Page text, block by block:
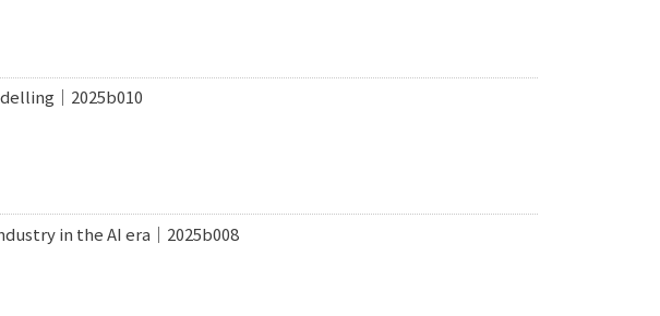
｜2025b010
in the AI era｜2025b008